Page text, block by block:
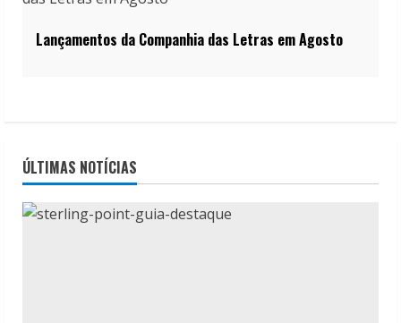
Lançamentos da Companhia das Letras em Agosto
ÚLTIMAS NOTÍCIAS